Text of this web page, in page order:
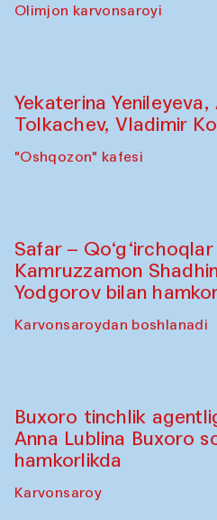
Olimjon karvonsaroyi
Yekaterina
Tolkachev, Vladimir
"Oshqozon" kafesi
Safar –
Kamruzzamon
Yodgorov bilan
Karvonsaroydan boshlanadi
Buxoro tinchlik
Anna Lublina Buxoro
hamkorlikda
Karvonsaroy